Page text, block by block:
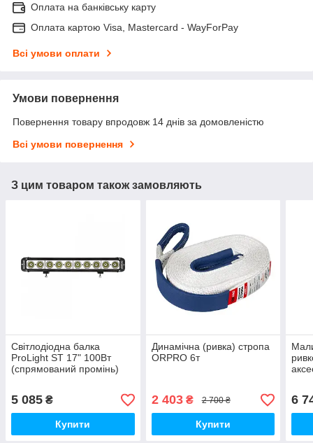
Оплата на банківську карту
Оплата картою Visa, Mastercard - WayForPay
Всі умови оплати
Умови повернення
Повернення товару впродовж 14 днів за домовленістю
Всі умови повернення
З цим товаром також замовляють
Світлодіодна балка
ProLight ST 17" 100Вт
(спрямований промінь)
5 085 ₴
Купити
Динамічна (ривка) стропа
ORPRO 6т
2 403₴ 2 700 ₴
Купити
6